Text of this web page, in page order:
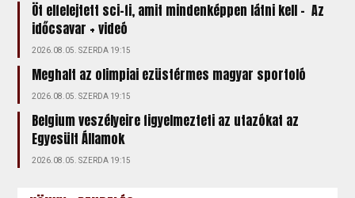
Öt elfelejtett sci-fi, amit mindenképpen látni kell – Az
időcsavar + videó
2026.08.05. SZERDA 19:15
Meghalt az olimpiai ezüstérmes magyar sportoló
2026.08.05. SZERDA 19:15
Belgium veszélyeire figyelmezteti az utazókat az
Egyesült Államok
2026.08.05. SZERDA 19:15